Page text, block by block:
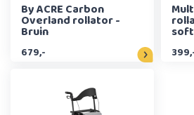
By ACRE Carbon
Overland rollator -
Bruin
679,-